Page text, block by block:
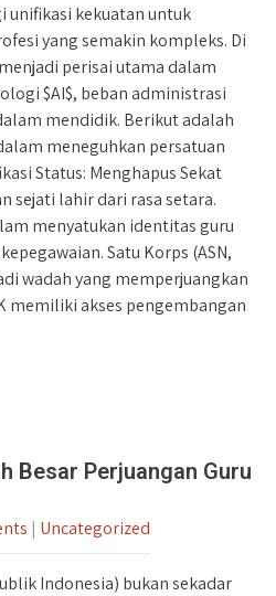
kekuatan untuk
yang semakin kompleks. Di
perisai utama dalam
$AI$, beban administrasi
mendidik. Berikut adalah
meneguhkan persatuan
Status: Menghapus Sekat
sejati lahir dari rasa setara.
menyatukan identitas guru
Satu Korps (ASN,
wadah yang memperjuangkan
memiliki akses pengembangan
Besar Perjuangan Guru
| Uncategorized
Indonesia) bukan sekadar